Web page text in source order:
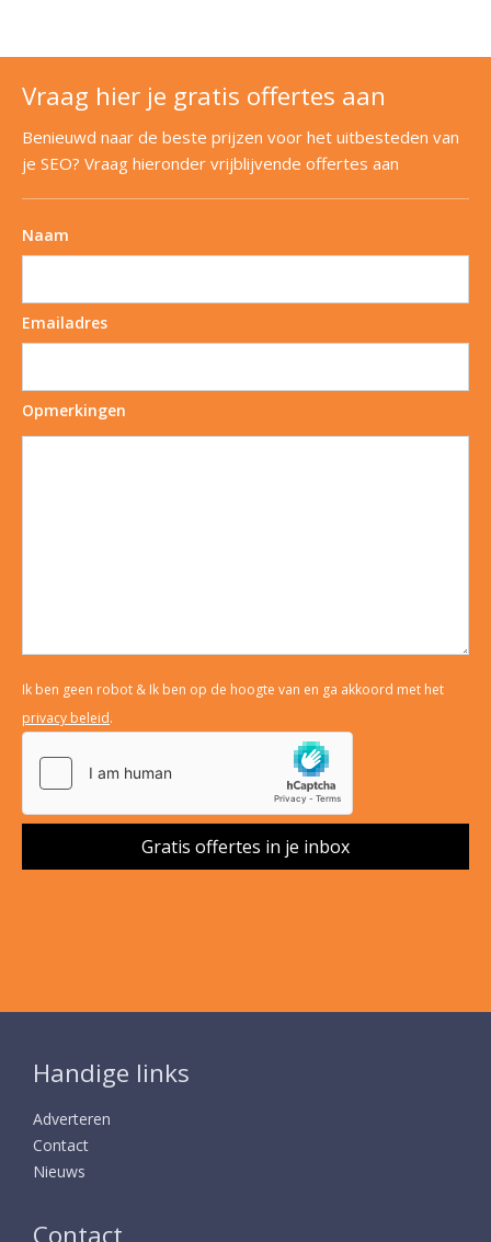
Vraag hier je gratis offertes aan
Benieuwd naar de beste prijzen voor het uitbesteden van
je SEO? Vraag hieronder vrijblijvende offertes aan
Naam
Emailadres
Opmerkingen
Ik ben geen robot & Ik ben op de hoogte van en ga akkoord met het
privacy beleid.
Handige links
Adverteren
Contact
Nieuws
Contact